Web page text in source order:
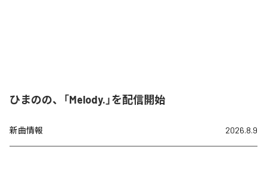
ひまのの、「Melody.」を配信開始
新曲情報 2026.8.9